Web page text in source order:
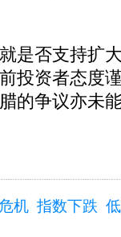
否支持扩
投资者态度
的争议亦未
机 指数下跌